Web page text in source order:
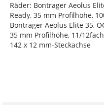
Räder: Bontrager Aeolus
Ready, 35 mm Profilhöhe,
Bontrager Aeolus Elite 35,
35 mm Profilhöhe, 11/
142 x 12 mm-Steckachse